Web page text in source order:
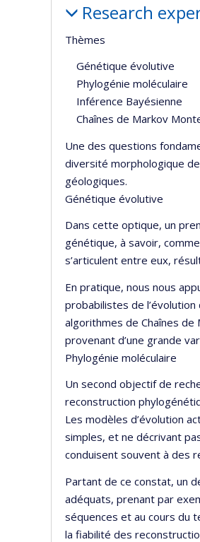
Research
Thèmes
Génétique évolutive
Phylogénie moléculaire
Inférence Bayésienne
Chaînes de Markov
Une des questions
diversité morphologique
géologiques.
Génétique évolutive
Dans cette optique, un
génétique, à savoir,
s’articulent entre eux,
En pratique, nous nous
probabilistes de
algorithmes de Chaînes
provenant d’une grande
Phylogénie moléculaire
Un second objectif de
reconstruction
Les modèles d’évolution
simples, et ne décrivant
conduisent souvent à des
Partant de ce constat, un
adéquats, prenant par
séquences et au cours du
la fiabilité des